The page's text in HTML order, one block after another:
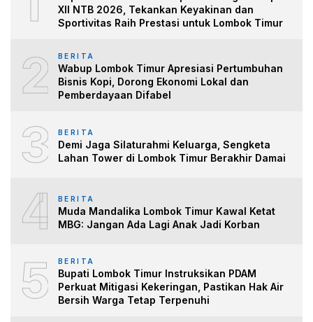
XII NTB 2026, Tekankan Keyakinan dan
Sportivitas Raih Prestasi untuk Lombok Timur
2 BERITA
Wabup Lombok Timur Apresiasi Pertumbuhan
Bisnis Kopi, Dorong Ekonomi Lokal dan
Pemberdayaan Difabel
3 BERITA
Demi Jaga Silaturahmi Keluarga, Sengketa
Lahan Tower di Lombok Timur Berakhir Damai
4 BERITA
Muda Mandalika Lombok Timur Kawal Ketat
MBG: Jangan Ada Lagi Anak Jadi Korban
5 BERITA
Bupati Lombok Timur Instruksikan PDAM
Perkuat Mitigasi Kekeringan, Pastikan Hak Air
Bersih Warga Tetap Terpenuhi